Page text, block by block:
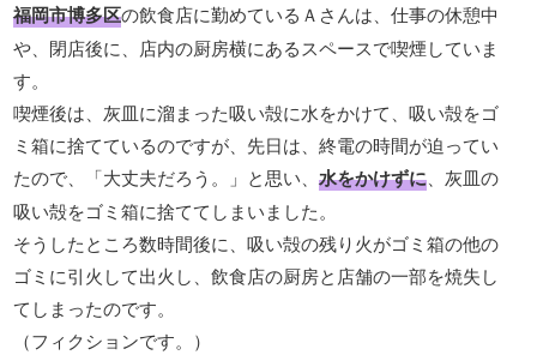
福岡市博多区の飲食店に勤めているＡさんは、仕事の休憩中
や、閉店後に、店内の厨房横にあるスペースで喫煙していま
す。
喫煙後は、灰皿に溜まった吸い殻に水をかけて、吸い殻をゴ
ミ箱に捨てているのですが、先日は、終電の時間が迫ってい
たので、「大丈夫だろう。」と思い、水をかけずに、灰皿の
吸い殻をゴミ箱に捨ててしまいました。
そうしたところ数時間後に、吸い殻の残り火がゴミ箱の他の
ゴミに引火して出火し、飲食店の厨房と店舗の一部を焼失し
てしまったのです。
（フィクションです。）